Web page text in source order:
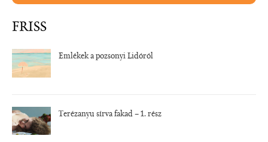
FRISS
Emlékek a pozsonyi Lidóról
Terézanyu sírva fakad – 1. rész